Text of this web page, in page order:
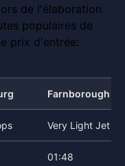
de l'élaboration
populaires de
prix d'entrée:
Farnborough
Very Light Jet
01:48